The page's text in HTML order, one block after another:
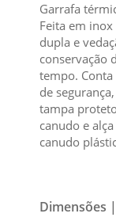
Garrafa
Feita em
dupla e
conservação
tempo.
de
tampa
canudo e
canudo
Dimensões |